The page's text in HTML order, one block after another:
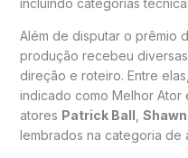
incluindo categorias
Além de disputar o prêmio
produção recebeu
direção e roteiro. Entre
indicado como Melhor Ator
atores Patrick Ball
lembrados na categoria de